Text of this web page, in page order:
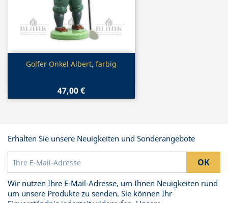
Vorschau
Golfer Onkel Albert, farbig
47,00 €
Erhalten Sie unsere Neuigkeiten und Sonderangebote
Wir nutzen Ihre E-Mail-Adresse, um Ihnen Neuigkeiten rund
um unsere Produkte zu senden. Sie können Ihr